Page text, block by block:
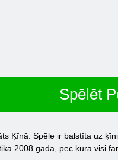
Spēlēt
Ķīnā. Spēle ir balstīta uz
2008.gadā, pēc kura visi